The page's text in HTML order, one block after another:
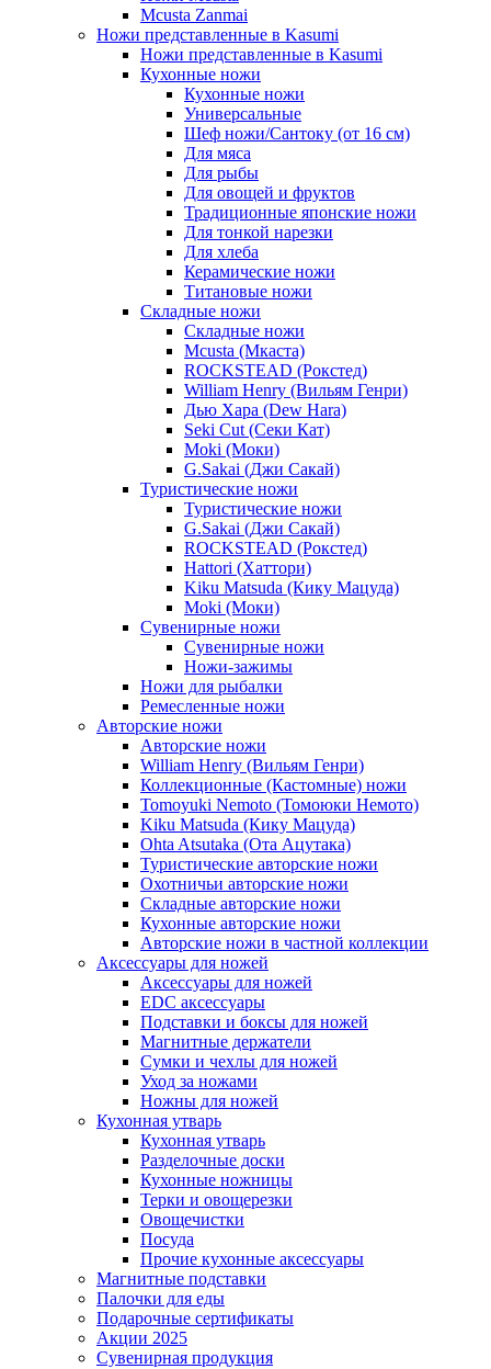
Mcusta Zanmai
Ножи представленные в Kasumi
Ножи представленные в Kasumi
Кухонные ножи
Кухонные ножи
Универсальные
Шеф ножи/Сантоку (от 16 см)
Для мяса
Для рыбы
Для овощей и фруктов
Традиционные японские ножи
Для тонкой нарезки
Для хлеба
Керамические ножи
Титановые ножи
Складные ножи
Складные ножи
Mcusta (Мкаста)
ROCKSTEAD (Рокстед)
William Henry (Вильям Генри)
Дью Хара (Dew Hara)
Seki Cut (Секи Кат)
Moki (Моки)
G.Sakai (Джи Сакай)
Туристические ножи
Туристические ножи
G.Sakai (Джи Сакай)
ROCKSTEAD (Рокстед)
Hattori (Хаттори)
Kiku Matsuda (Кику Мацуда)
Moki (Моки)
Сувенирные ножи
Сувенирные ножи
Ножи-зажимы
Ножи для рыбалки
Ремесленные ножи
Авторские ножи
Авторские ножи
William Henry (Вильям Генри)
Коллекционные (Кастомные) ножи
Tomoyuki Nemoto (Томоюки Немото)
Kiku Matsuda (Кику Мацуда)
Ohta Atsutaka (Ота Ацутака)
Туристические авторские ножи
Охотничьи авторские ножи
Складные авторские ножи
Кухонные авторские ножи
Авторские ножи в частной коллекции
Аксессуары для ножей
Аксессуары для ножей
EDC аксессуары
Подставки и боксы для ножей
Магнитные держатели
Сумки и чехлы для ножей
Уход за ножами
Ножны для ножей
Кухонная утварь
Кухонная утварь
Разделочные доски
Кухонные ножницы
Терки и овощерезки
Овощечистки
Посуда
Прочие кухонные аксессуары
Магнитные подставки
Палочки для еды
Подарочные сертификаты
Акции 2025
Сувенирная продукция